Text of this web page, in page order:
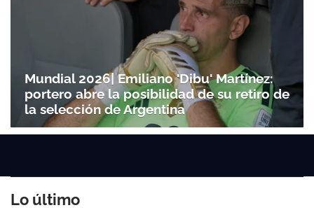
Mundial 2026| Emiliano 'Dibu' Martínez:
portero abre la posibilidad de su retiro de
la selección de Argentina
Lo último